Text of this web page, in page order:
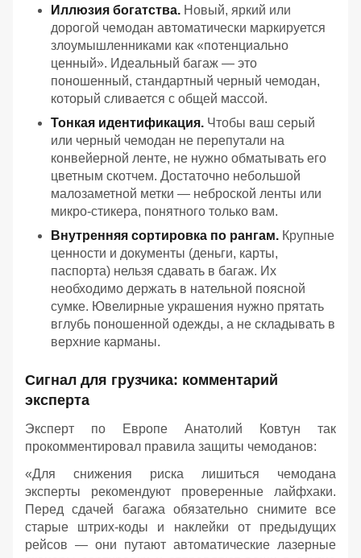
Иллюзия богатства. Новый, яркий или
дорогой чемодан автоматически маркируется
злоумышленниками как «потенциально
ценный». Идеальный багаж — это
поношенный, стандартный черный чемодан,
который сливается с общей массой.
Тонкая идентификация. Чтобы ваш серый
или черный чемодан не перепутали на
конвейерной ленте, не нужно обматывать его
цветным скотчем. Достаточно небольшой
малозаметной метки — неброской ленты или
микро-стикера, понятного только вам.
Внутренняя сортировка по рангам. Крупные
ценности и документы (деньги, карты,
паспорта) нельзя сдавать в багаж. Их
необходимо держать в нательной поясной
сумке. Ювелирные украшения нужно прятать
вглубь поношенной одежды, а не складывать в
верхние карманы.
Сигнал для грузчика: комментарий
эксперта
Эксперт по Европе Анатолий Ковтун так
прокомментировал правила защиты чемоданов:
«Для снижения риска лишиться чемодана
эксперты рекомендуют проверенные лайфхаки.
Перед сдачей багажа обязательно снимите все
старые штрих-коды и наклейки от предыдущих
рейсов — они путают автоматические лазерные